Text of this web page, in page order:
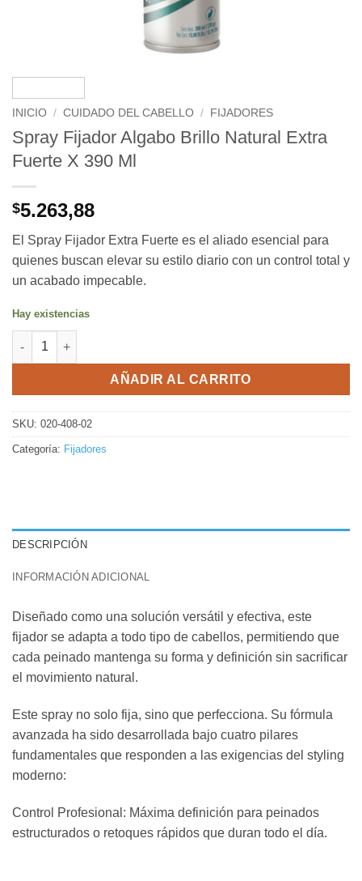
INICIO / CUIDADO DEL CABELLO / FIJADORES
Spray Fijador Algabo Brillo Natural Extra
Fuerte X 390 Ml
$5.263,88
El Spray Fijador Extra Fuerte es el aliado esencial para
quienes buscan elevar su estilo diario con un control total y
un acabado impecable.
Hay existencias
Spray Fijador Algabo Brillo Natural Extra Fuerte X 390 Ml
AÑADIR AL CARRITO
SKU: 020-408-02
Categoría: Fijadores
DESCRIPCIÓN
INFORMACIÓN ADICIONAL
Diseñado como una solución versátil y efectiva, este
fijador se adapta a todo tipo de cabellos, permitiendo que
cada peinado mantenga su forma y definición sin sacrificar
el movimiento natural.
Este spray no solo fija, sino que perfecciona. Su fórmula
avanzada ha sido desarrollada bajo cuatro pilares
fundamentales que responden a las exigencias del styling
moderno:
Control Profesional: Máxima definición para peinados
estructurados o retoques rápidos que duran todo el día.